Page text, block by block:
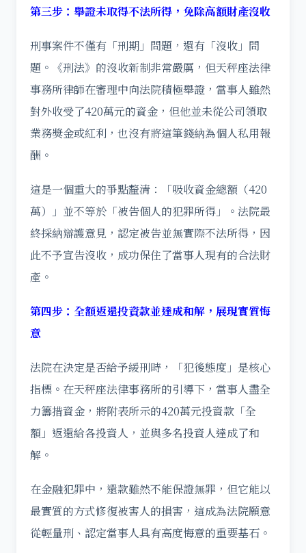
第三步：舉證未取得不法所得，免除高額財產沒收
刑事案件不僅有「刑期」問題，還有「沒收」問
題。《刑法》的沒收新制非常嚴厲，但天秤座法律
事務所律師在審理中向法院積極舉證，當事人雖然
對外收受了420萬元的資金，但他並未從公司領取
業務獎金或紅利，也沒有將這筆錢納為個人私用報
酬。
這是一個重大的爭點釐清：「吸收資金總額（420
萬）」並不等於「被告個人的犯罪所得」。法院最
終採納辯護意見，認定被告並無實際不法所得，因
此不予宣告沒收，成功保住了當事人現有的合法財
產。
第四步：全額返還投資款並達成和解，展現實質悔
意
法院在決定是否給予緩刑時，「犯後態度」是核心
指標。在天秤座法律事務所的引導下，當事人盡全
力籌措資金，將附表所示的420萬元投資款「全
額」返還給各投資人，並與多名投資人達成了和
解。
在金融犯罪中，還款雖然不能保證無罪，但它能以
最實質的方式修復被害人的損害，這成為法院願意
從輕量刑、認定當事人具有高度悔意的重要基石。